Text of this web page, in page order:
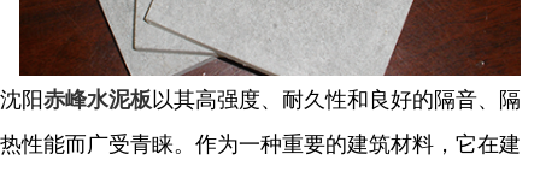
沈阳赤峰水泥板以其高强度、耐久性和良好的隔音、隔
热性能而广受青睐。作为一种重要的建筑材料，它在建